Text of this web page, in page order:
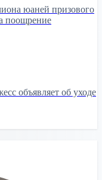
юаней призового
поощрение
объявляет об уходе